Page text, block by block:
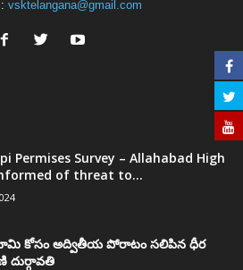
vsktelangana@gmail.com
Permises Survey – Allahabad High
of threat to...
కోసం అద్వితీయ పోరాటం సలిపిన ధీర
దుర్గావతి